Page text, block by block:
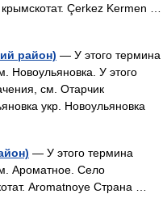
Çerkez Kermen …
район) — У этого термина
Новоульяновка. У этого
см. Отарчик
укр. Новоульяновка
— У этого термина
Ароматное. Село
Aromatnoye Страна …